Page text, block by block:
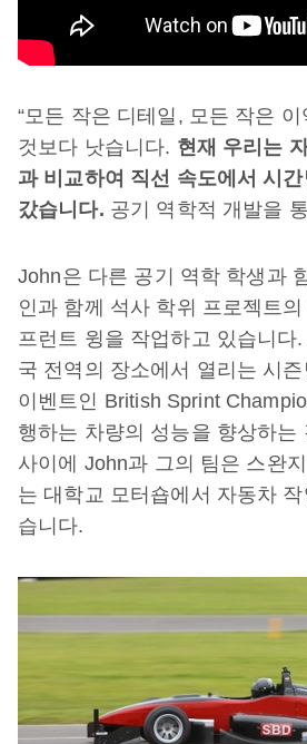
“모든 작은 디테일, 모든 작은
것보다 낫습니다. 현재 우리는
과 비교하여 직선 속도에서 시
갔습니다. 공기 역학적 개발을
John은 다른 공기 역학 학생과
인과 함께 석사 학위 프로젝트
프런트 윙을 작업하고 있습니다
국 전역의 장소에서 열리는 시
이벤트인 British Sprint
행하는 차량의 성능을 향상하는
사이에 John과 그의 팀은 스완
는 대학교 모터숍에서 자동차
습니다.